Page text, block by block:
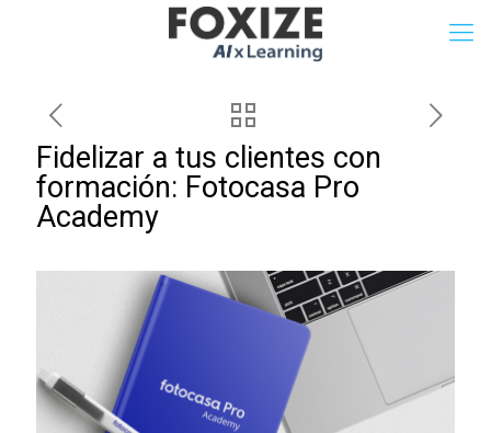
Fidelizar a tus clientes con
formación: Fotocasa Pro
Academy